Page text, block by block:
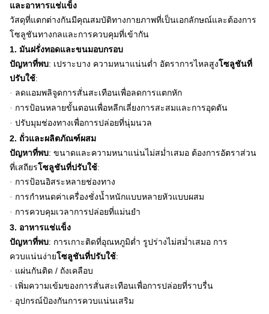
และอาหารแช่แข็ง
วัสดุที่แตกต่างกันมีคุณสมบัติทางกายภาพที่เป็นเอกลักษณ์และต้องการ
โซลูชันทางกลและการควบคุมที่เข้ากัน
1. มันฝรั่งทอดและขนมอบกรอบ
ปัญหาที่พบ: เปราะบาง ความหนาแน่นต่ำ อัตราการไหลสูงโซลูชันที่
ปรับใช้:
· ลดแอมพลิจูดการสั่นสะเทือนเพื่อลดการแตกหัก
· การป้อนหลายขั้นตอนเพื่อหลีกเลี่ยงการสะสมและการอุดตัน
· ปรับมุมช่องทางเพื่อการปล่อยที่นุ่มนวล
2. ถั่วและผลิตภัณฑ์ผสม
ปัญหาที่พบ: ขนาดและความหนาแน่นไม่สม่ำเสมอ ต้องการอัตราส่วน
ที่เสถียรโซลูชันที่ปรับใช้:
· การป้อนอิสระหลายช่องทาง
· การกำหนดค่าเครื่องชั่งน้ำหนักแบบหลายหัวแบบผสม
· การควบคุมเวลาการปล่อยที่แม่นยำ
3. อาหารแช่แข็ง
ปัญหาที่พบ: การเกาะติดที่อุณหภูมิต่ำ รูปร่างไม่สม่ำเสมอ การ
ควบแน่นง่ายโซลูชันที่ปรับใช้:
· แผ่นกันติด / ถังเคลือบ
· เพิ่มความเข้มของการสั่นสะเทือนเพื่อการปล่อยที่ราบรื่น
· อุปกรณ์ป้องกันการควบแน่นเสริม